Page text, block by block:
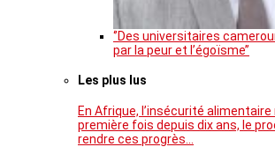
‘’Des universitaires
par la peur et l’égoïsme’’
Les plus lus
En Afrique, l’insécurité alimentaire
première fois depuis dix ans, le
rendre ces progrès…